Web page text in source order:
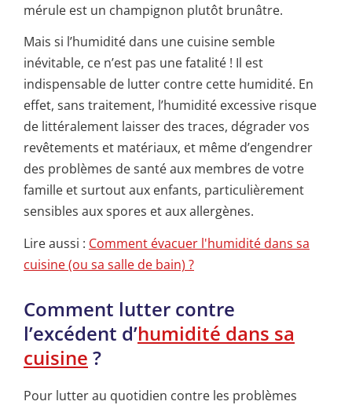
mérule est un champignon plutôt brunâtre.
Mais si l’humidité dans une cuisine semble
inévitable, ce n’est pas une fatalité ! Il est
indispensable de lutter contre cette humidité. En
effet, sans traitement, l’humidité excessive risque
de littéralement laisser des traces, dégrader vos
revêtements et matériaux, et même d’engendrer
des problèmes de santé aux membres de votre
famille et surtout aux enfants, particulièrement
sensibles aux spores et aux allergènes.
Lire aussi : Comment évacuer l'humidité dans sa
cuisine (ou sa salle de bain) ?
Comment lutter contre
l’excédent d’humidité dans sa
cuisine ?
Pour lutter au quotidien contre les problèmes